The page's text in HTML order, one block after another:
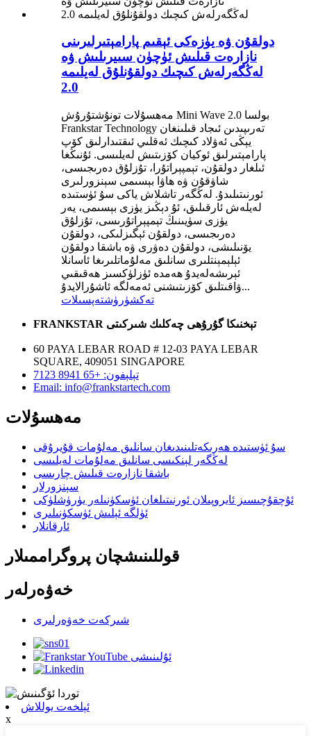
دولقۇن ۋە يۈزەكى ئېقىم پارامېتىرلىرىنى
نازارەت قىلىش ئۈچۈن سىيرىلىش ۋە
لەڭگەرلەش كىچىك دولقۇنلۇق لەيلىمە
2.0
مەھسۇلات تونۇشتۇرۇش Mini Wave 2.0 بولسا
Frankstar Technology تەرىپىدىن ئىجاد قىلىنغان
يېڭى ئەۋلاد كىچىك ئەقلىي ئىقتىدارلىق كۆپ
پارامېتىرلىق ئوكيان كۆزىتىش لەيلىسى. ئۇنىڭغا
ئىلغار دولقۇن، تېمپېراتۇرا، تۇزلۇق دەرىجىسى،
شاۋقۇن ۋە ھاۋا بېسىمى سېنزورلىرى
ئورنىتىلىدۇ. لەڭگەر تاشلاش ياكى سۇ ئۈستىدە
لەيلەش ئارقىلىق، ئۇ دېڭىز يۈزى بېسىمى، يەر
يۈزى سۈيىنىڭ تېمپېراتۇرىسى، تۇزلۇق
دەرىجىسى، دولقۇن ئېگىزلىكى، دولقۇن
يۆنىلىشى، دولقۇن دەۋرى ۋە باشقا دولقۇن
ئېلېمېنتلىرى سانلىق مەلۇماتلىرىغا ئاسانلا
ئېرىشەلەيدۇ ھەمدە ئۈزلۈكسىز ھەقىقىي
ۋاقىتلىق كۆزىتىشنى ئەمەلگە ئاشۇرالايدۇ...
تەكشۈرۈشتەپسىلات
FRANKSTAR تېخنىكا گۇرۇھى چەكلىك شىركىتى
60 PAYA LEBAR ROAD # 12-03 PAYA LEBAR
SQUARE, 409051 SINGAPORE
تېلېفون: +65 8941 7123
Email: info@frankstartech.com
مەھسۇلات
سۇ ئۈستىدە ھەرىكەتلىنىدىغان سانلىق مەلۇمات قۇيرۇقى
لەڭگەر لېنكىسى سانلىق مەلۇمات لەيلىسى
باشقا نازارەت قىلىش چارىسى
سېنزورلار
ئۇچقۇچىسىز ئايروپىلان ئورنىتىلغان ئۈسكۈنىلەر يۈرۈشلۈكى
ئۈلگە ئېلىش ئۈسكۈنىلىرى
ئارقانلار
قوللىنىشچان پروگراممىلار
خەۋەرلەر
شىركەت خەۋەرلىرى
ئېلخەت يوللاش
x